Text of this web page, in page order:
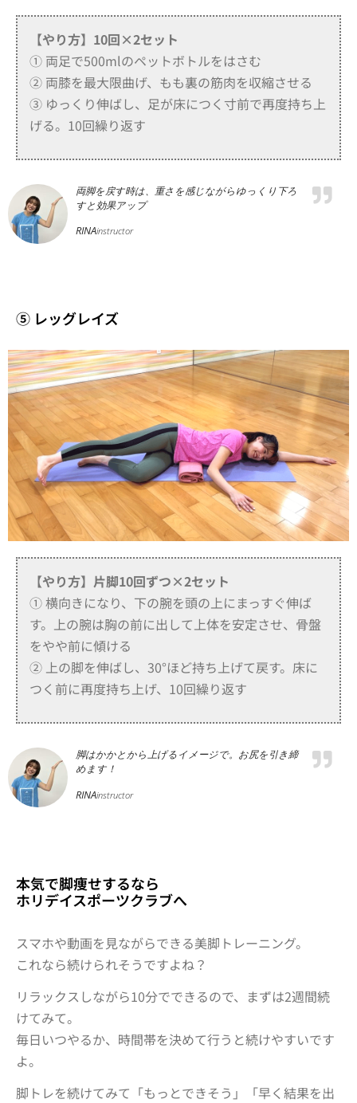
【やり方】 10回×2セット
① 両足で500mlのペットボトルをはさむ
② 両膝を最大限曲げ、もも裏の筋肉を収縮させる
③ ゆっくり伸ばし、足が床につく寸前で再度持ち上
げる。10回繰り返す
両脚を戻す時は、重さを感じながらゆっくり下ろ
すと効果アップ
RINAinstructor
⑤ レッグレイズ
【やり方】 片脚10回ずつ×2セット
① 横向きになり、下の腕を頭の上にまっすぐ伸ば
す。上の腕は胸の前に出して上体を安定させ、骨盤
をやや前に傾ける
② 上の脚を伸ばし、30°ほど持ち上げて戻す。床に
つく前に再度持ち上げ、10回繰り返す
脚はかかとから上げるイメージで。お尻を引き締
めます！
RINAinstructor
本気で脚痩せするなら
ホリデイスポーツクラブへ
スマホや動画を見ながらできる美脚トレーニング。
これなら続けられそうですよね？
リラックスしながら10分でできるので、まずは2週間続
けてみて。
毎日いつやるか、時間帯を決めて行うと続けやすいです
よ。
脚トレを続けてみて「もっとできそう」「早く結果を出